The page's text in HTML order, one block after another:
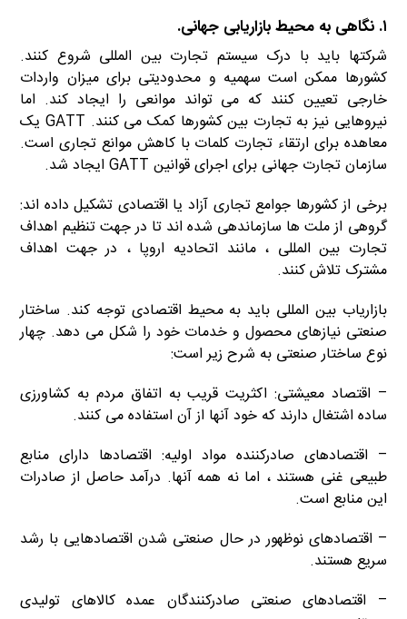
۱. نگاهی به محیط بازاریابی جهانی.
شرکتها باید با درک سیستم تجارت بین المللی شروع کنند.
کشورها ممکن است سهمیه و محدودیتی برای میزان واردات
خارجی تعیین کنند که می تواند موانعی را ایجاد کند. اما
نیروهایی نیز به تجارت بین کشورها کمک می کنند. GATT یک
معاهده برای ارتقاء تجارت کلمات با کاهش موانع تجاری است.
سازمان تجارت جهانی برای اجرای قوانین GATT ایجاد شد.
برخی از کشورها جوامع تجاری آزاد یا اقتصادی تشکیل داده اند:
گروهی از ملت ها سازماندهی شده اند تا در جهت تنظیم اهداف
تجارت بین المللی ، مانند اتحادیه اروپا ، در جهت اهداف
مشترک تلاش کنند.
بازاریاب بین المللی باید به محیط اقتصادی توجه کند. ساختار
صنعتی نیازهای محصول و خدمات خود را شکل می دهد. چهار
نوع ساختار صنعتی به شرح زیر است:
– اقتصاد معیشتی: اکثریت قریب به اتفاق مردم به کشاورزی
ساده اشتغال دارند که خود آنها از آن استفاده می کنند.
– اقتصادهای صادرکننده مواد اولیه: اقتصادها دارای منابع
طبیعی غنی هستند ، اما نه همه آنها. درآمد حاصل از صادرات
این منابع است.
– اقتصادهای نوظهور در حال صنعتی شدن اقتصادهایی با رشد
سریع هستند.
– اقتصادهای صنعتی صادرکنندگان عمده کالاهای تولیدی